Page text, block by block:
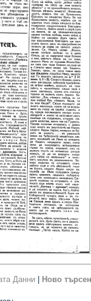
Данни Ново